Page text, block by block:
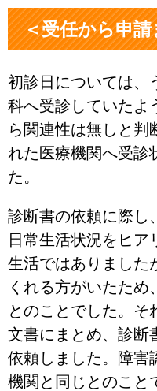
＜受任から申請
初診日については、
科へ受診していたよ
ら関連性は無しと判
れた医療機関へ受診
た。
診断書の依頼に際し
日常生活状況をヒア
生活ではありました
くれる方がいたた
とのことでした。そ
文書にまとめ、診断
依頼しました。障害
機関と同じとのこと